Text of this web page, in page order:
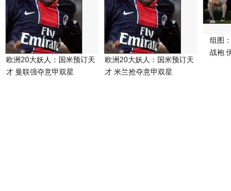
欧洲20大妖人：国米预订天
才 曼联强夺意甲双星
欧洲20大妖人：国米预订天
才 米兰抢夺意甲双星
组图
战袍